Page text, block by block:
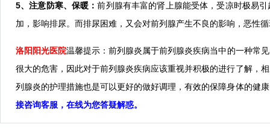
5、注意防寒、保暖：前列腺有丰富的肾上腺能受体，受凉时极易
加，影响排尿。而排尿困难，又会对前列腺产生不良的影响，恶性
洛阳阳光医院温馨提示：前列腺炎属于前列腺炎疾病当中的一种常
很大的危害，因此对于前列腺炎疾病应该重视并积极的进行了解，
列腺炎的护理措施也是可以更好的做好调理，有效的保障身体的健
接咨询客服，在线为您答疑解惑。